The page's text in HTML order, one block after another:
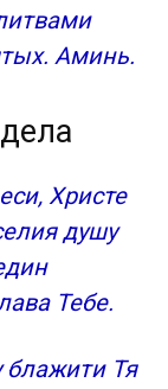
Аминь.
Христе
душу
Тебе.
блажити Тя